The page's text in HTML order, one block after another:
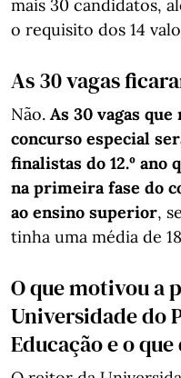
mais 30 candidatos,
o requisito dos 14
As 30 vagas
Não. As 30 vagas
concurso especial
finalistas do 12.º ano
na primeira fase do
ao ensino superior,
tinha uma média de
O que motivou a
Universidade do
Educação e o